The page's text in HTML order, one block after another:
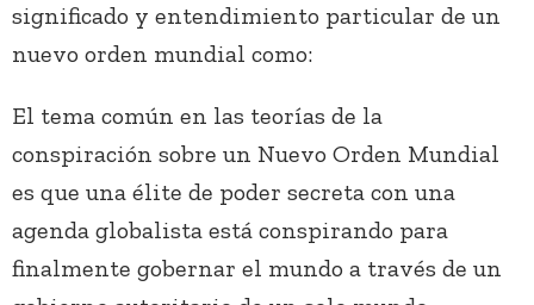
significado y entendimiento particular de un
nuevo orden mundial como:
El tema común en las teorías de la
conspiración sobre un Nuevo Orden Mundial
es que una élite de poder secreta con una
agenda globalista está conspirando para
finalmente gobernar el mundo a través de un